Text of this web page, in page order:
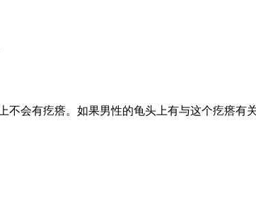
不会有疙瘩。如果男性的龟头上有与这个疙瘩